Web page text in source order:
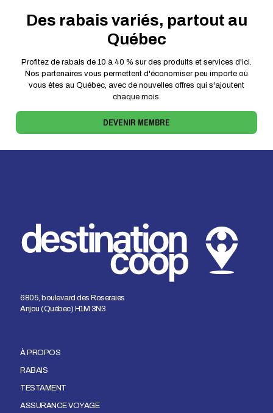
Des rabais variés, partout au
Québec
Profitez de rabais de 10 à 40 % sur des produits et services d'ici.
Nos partenaires vous permettent d'économiser peu importe où
vous êtes au Québec, avec de nouvelles offres qui s'ajoutent
chaque mois.
DEVENIR MEMBRE
6805, boulevard des Roseraies
Anjou (Québec) H1M 3N3
À PROPOS
RABAIS
TESTAMENT
ASSURANCE VOYAGE